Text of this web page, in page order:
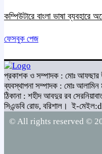
কম্পিউটারে বাংলা ভাষা ব্যবহারে
ফেসবুক পেজ
প্রকাশক ও সম্পাদক : মোঃ
ব্যবস্থাপনা সম্পাদক : মোঃ আলামিন
ঠিকানা : শহীদ আবদুর রব
সিএন্ডবি রোড, বরিশাল।ই-
© All rights reserved ©